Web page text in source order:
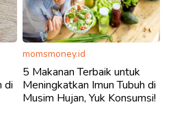
di
momsmoney.id
5 Makanan Terbaik untuk
Meningkatkan Imun Tubuh di
Musim Hujan, Yuk Konsumsi!